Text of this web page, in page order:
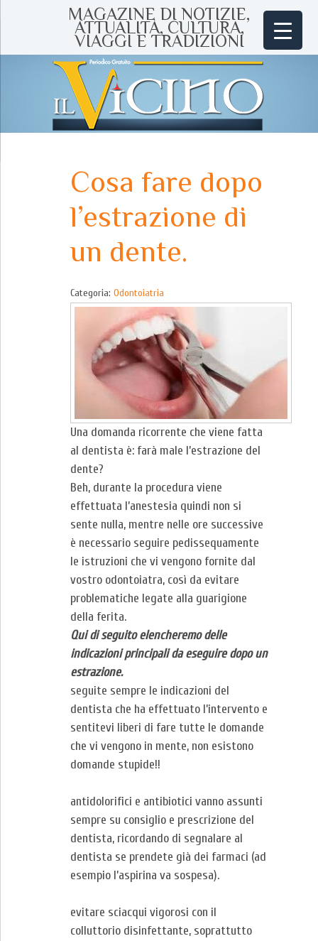
MAGAZINE DI NOTIZIE,
ATTUALITÀ, CULTURA,
VIAGGI E TRADIZIONI
Cosa fare dopo
l’estrazione di
un dente.
Categoria: Odontoiatria
Una domanda ricorrente che viene fatta
al dentista è: farà male l’estrazione del
dente?
Beh, durante la procedura viene
effettuata l’anestesia quindi non si
sente nulla, mentre nelle ore successive
è necessario seguire pedissequamente
le istruzioni che vi vengono fornite dal
vostro odontoiatra, così da evitare
problematiche legate alla guarigione
della ferita.
Qui di seguito elencheremo delle
indicazioni principali da eseguire dopo un
estrazione.
seguite sempre le indicazioni del
dentista che ha effettuato l’intervento e
sentitevi liberi di fare tutte le domande
che vi vengono in mente, non esistono
domande stupide!!
antidolorifici e antibiotici vanno assunti
sempre su consiglio e prescrizione del
dentista, ricordando di segnalare al
dentista se prendete già dei farmaci (ad
esempio l’aspirina va sospesa).
evitare sciacqui vigorosi con il
colluttorio disinfettante, soprattutto